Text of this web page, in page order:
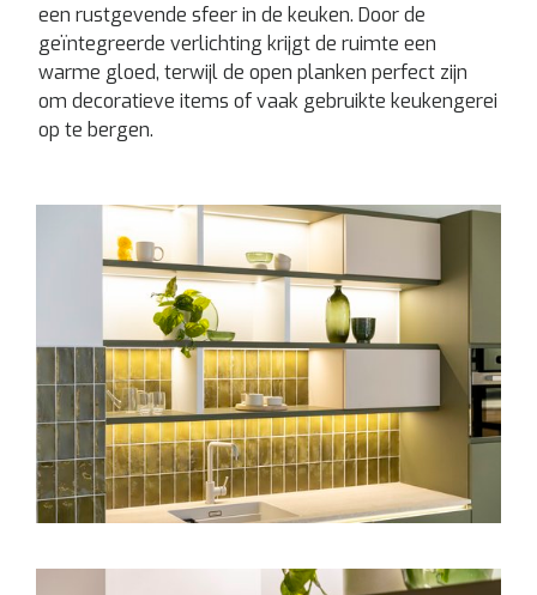
een rustgevende sfeer in de keuken. Door de
geïntegreerde verlichting krijgt de ruimte een
warme gloed, terwijl de open planken perfect zijn
om decoratieve items of vaak gebruikte keukengerei
op te bergen.